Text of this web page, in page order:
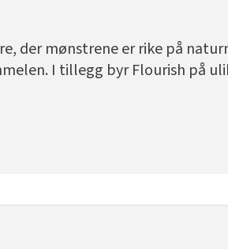
der mønstrene er rike på
I tillegg byr Flourish på